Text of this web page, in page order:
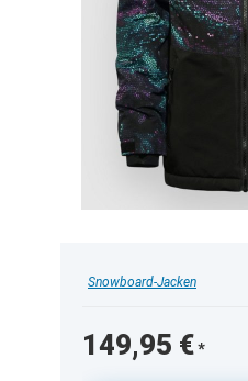
Snowboard-Jacken
149,95 €